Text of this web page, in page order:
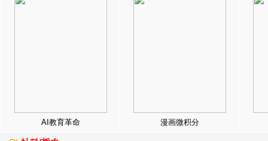
AI教育革命 漫画微积分